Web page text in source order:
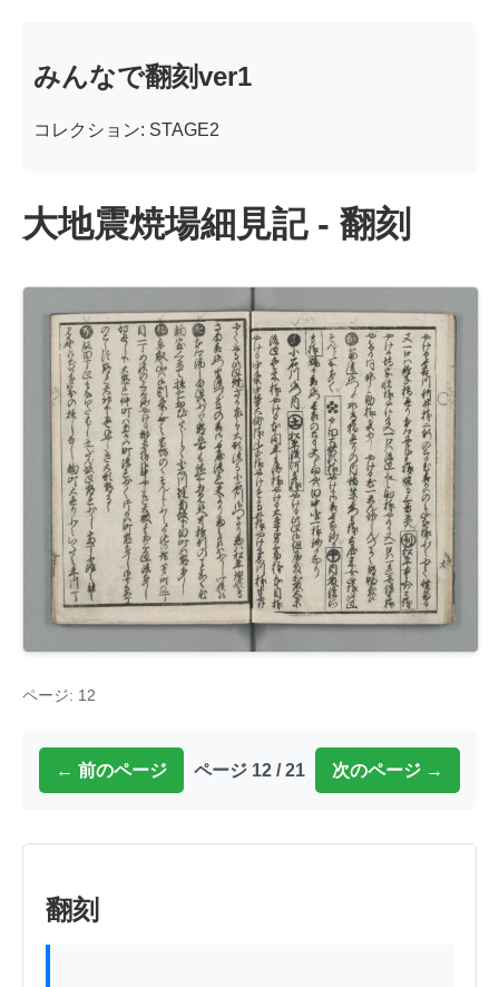
みんなで翻刻ver1
コレクション: STAGE2
大地震焼場細見記 - 翻刻
ページ: 12
← 前のページ ページ 12 / 21 次のページ →
翻刻